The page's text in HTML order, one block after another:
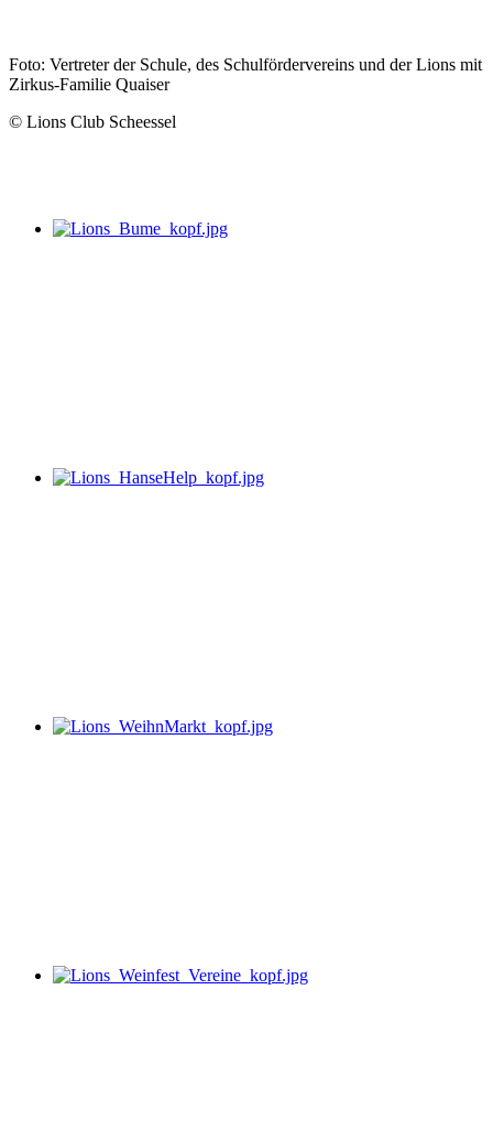
Foto: Vertreter der Schule, des Schulfördervereins und der Lions mit
Zirkus-Familie Quaiser
© Lions Club Scheessel